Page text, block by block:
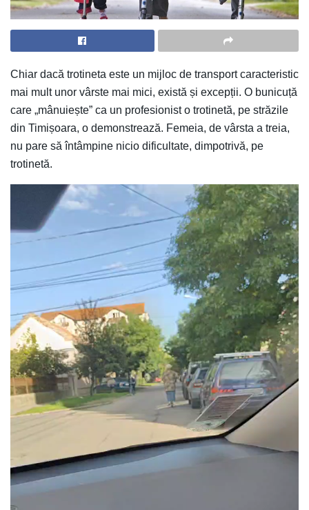
Chiar dacă trotineta este un mijloc de transport caracteristic
mai mult unor vârste mai mici, există și excepții. O bunicuță
care „mânuiește” ca un profesionist o trotinetă, pe străzile
din Timișoara, o demonstrează. Femeia, de vârsta a treia,
nu pare să întâmpine nicio dificultate, dimpotrivă, pe
trotinetă.